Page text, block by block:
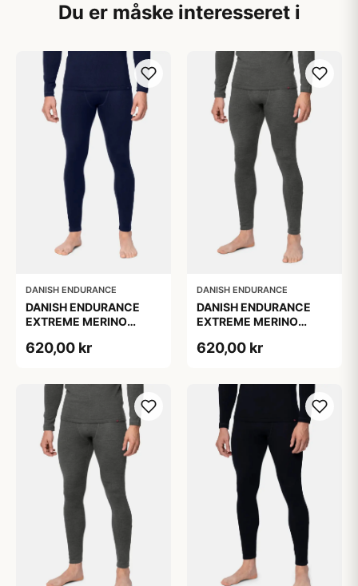
Du er måske interesseret i
DANISH ENDURANCE
DANISH ENDURANCE
EXTREME MERINO
Marineblå L M
620,00 kr
DANISH ENDURANCE
DANISH ENDURANCE
EXTREME MERINO
Mørkegrå M
620,00 kr